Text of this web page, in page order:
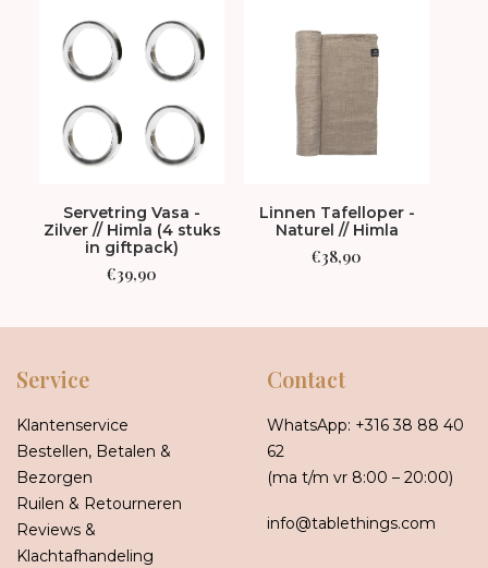
Servetring Vasa -
Zilver // Himla (4 stuks
in giftpack)
€39,90
Linnen Tafelloper -
Naturel // Himla
€38,90
Service
Klantenservice
Bestellen, Betalen &
Bezorgen
Ruilen & Retourneren
Reviews &
Klachtafhandeling
Contact
WhatsApp: +316 38 88 40
62
(ma t/m vr 8:00 – 20:00)
info@tablethings.com